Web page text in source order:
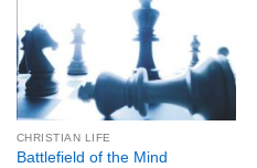
CHRISTIAN LIFE
Battlefield of the Mind